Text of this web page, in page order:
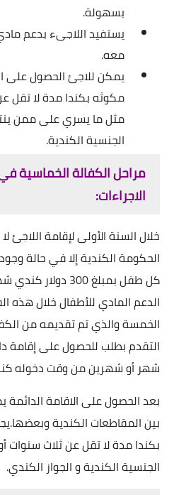
بسهولة.
معه.
يمكن للاجئ الحصول على
مثل ما يسري على ممن
الجنسية الكندية.
مراحل الكفالة الخماسية
الاجراءات:
خلال السنة الأولى لإقامة
الحكومة الكندية إﻻ في حالة
كل طفل بمبلغ 300
الدعم المادي للأطفال خلال هذه
الخمسة والذي تم تقديمه من
التقدم بطلب للحصول على إقامة
شهر أو شهرين من وقت دخوله
بعد الحصول على اﻻقامة الدائمة
بين المقاطعات الكندية
الجنسية الكندية و الجواز الكندي.